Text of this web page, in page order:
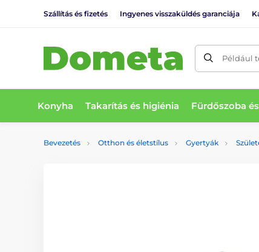
Szállítás és fizetés Ingyenes visszaküldés garanciája
Például
Konyha Takarítás és higiénia Fürdőszoba
Bevezetés Otthon és életstílus Gyertyák